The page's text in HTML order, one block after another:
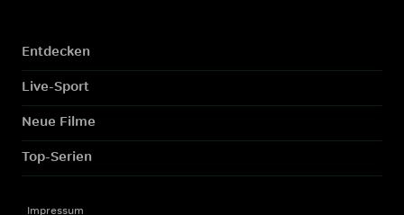
Entdecken
Live-Sport
Neue Filme
Top-Serien
Impressum